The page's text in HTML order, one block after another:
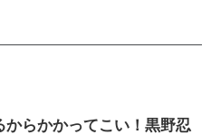
からかかってこい！黒野忍